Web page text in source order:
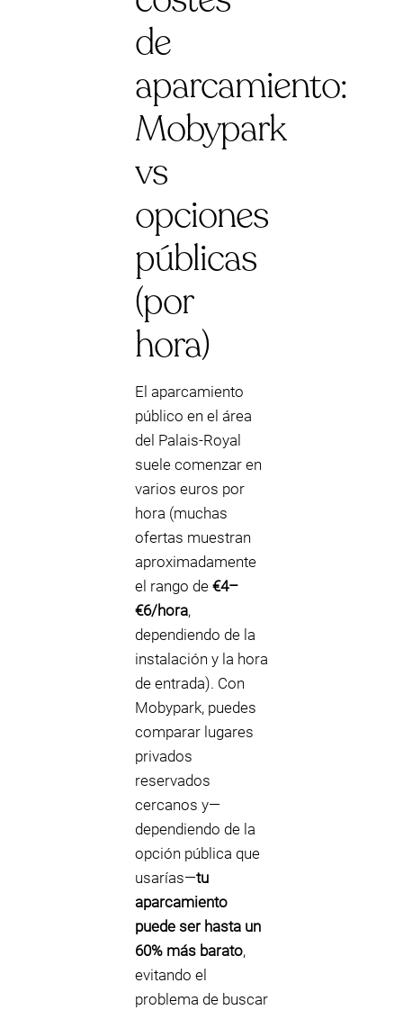
de
aparcamiento:
Mobypark
vs
opciones
públicas
(por
hora)
El aparcamiento
público en el área
del Palais-Royal
suele comenzar en
varios euros por
hora (muchas
ofertas muestran
aproximadamente
el rango de €4–
€6/hora,
dependiendo de la
instalación y la hora
de entrada). Con
Mobypark, puedes
comparar lugares
privados
reservados
cercanos y—
dependiendo de la
opción pública que
usarías—tu
aparcamiento
puede ser hasta un
60% más barato,
evitando el
problema de buscar